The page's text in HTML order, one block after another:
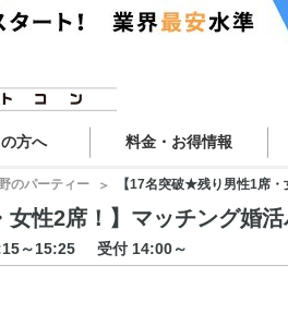
方へ 料金・お得情報
のパーティー 【17名突破★残り男性1席
女性2席！】マッチング婚
～15:25 受付 14:00～